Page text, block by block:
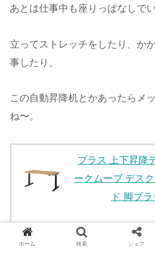
あとは仕事中も座りっぱなしで
立ってストレッチをしたり、か
事したり。
この自動昇降机とかあったらメ
ね〜。
プラス 上下昇降
ークムーブ デス
ド 脚ブ
posted withカエ
PLUS(プラス)
ホーム 検索 シェア